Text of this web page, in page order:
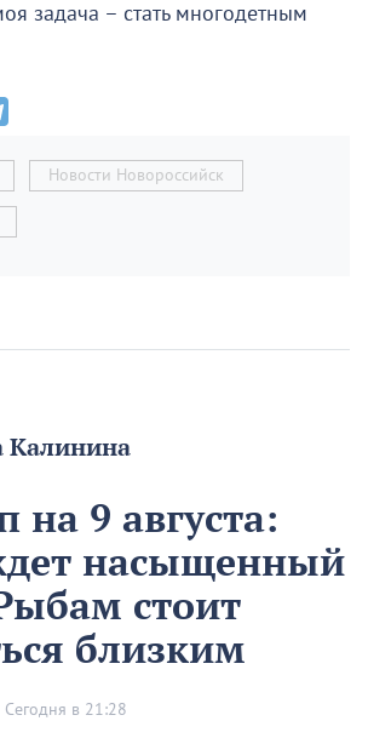
задача – стать многодетным
Новости Новороссийск
Калинина
на 9 августа:
насыщенный
стоит
близким
Сегодня в 21:28